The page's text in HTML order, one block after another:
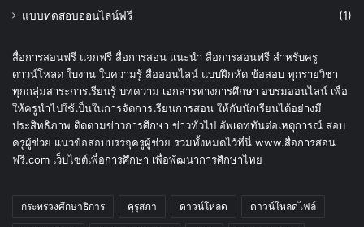
แบบทดสอบออนไลน์ฟรี
(1)
สื่อการสอนฟรี แจกฟรี สื่อการสอน แนะนำ สื่อการสอนฟรี สำหรับครู
ดาวน์โหลด ใบงาน ใบความรู้ สื่อออนไลน์ แบบฝึกหัด ข้อสอบ ทุกรายวิชา
ทุกกลุ่มสาระการเรียนรู้ บทความ เอกสารทางการศึกษา อบรมออนไลน์ เพื่อ
ให้ครูนำไปใช้เป็นในการจัดการเรียนการสอน ให้กับนักเรียนได้อย่างมี
ประสิทธิภาพ ติดตามข่าวการศึกษา ข่าวทั่วไป อัพเดททันต่อเหตุการณ์ สอบ
ครูผู้ช่วย แนวข้อสอบบรรจุครูผู้ช่วย รวมทั้งหมดไว้ที่นี่ www.สื่อการสอน
ฟรี.com เว็บไซต์เพื่อการศึกษา เพื่อพัฒนาการศึกษาไทย
กระทรวงศึกษาธิการ คุรุสภา ดาวน์โหลด ดาวน์โหลดไฟล์